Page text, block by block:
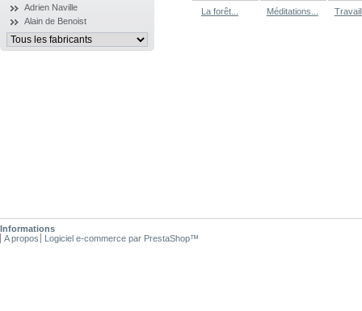
Adrien Naville
Alain de Benoist
La forêt... Méditations...
Informations
A propos
Logiciel e-commerce par PrestaShop™